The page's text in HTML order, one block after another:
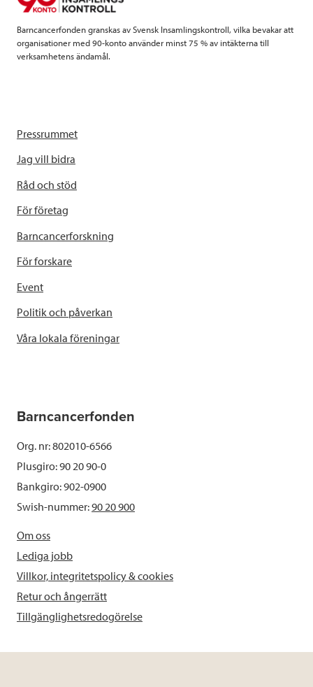
k
Barncancerfonden granskas av Svensk Insamlingskontroll, vilka bevakar att
organisationer med 90-konto använder minst 75 % av intäkterna till
verksamhetens ändamål.
Pressrummet
Jag vill bidra
Råd och stöd
För företag
Barncancerforskning
För forskare
Event
Politik och påverkan
Våra lokala föreningar
Barncancerfonden
Org. nr: 802010-6566
Plusgiro: 90 20 90-0
Bankgiro: 902-0900
Swish-nummer:90 20 900
Om oss
Lediga jobb
Villkor, integritetspolicy & cookies
Retur och ångerrätt
Tillgänglighetsredogörelse